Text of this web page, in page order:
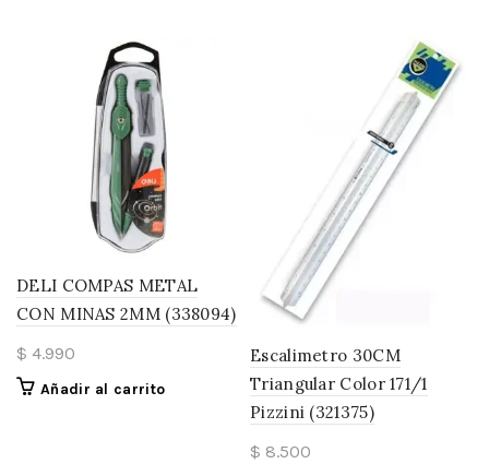
DELI COMPAS METAL
CON MINAS 2MM (338094)
$ 4.990
Añadir al carrito
Escalimetro 30CM
Triangular Color 171/1
Pizzini (321375)
$ 8.500